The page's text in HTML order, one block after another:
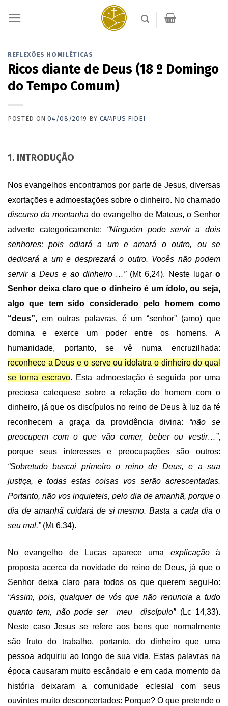
REFLEXÕES HOMILÉTICAS
Ricos diante de Deus (18 º Domingo
do Tempo Comum)
POSTED ON04/08/2019 BY CAMPUS FIDEI
1. INTRODUÇÃO
Nos evangelhos encontramos por parte de Jesus, diversas
exortações e admoestações sobre o dinheiro. No chamado
discurso da montanhado evangelho de Mateus, o Senhor
adverte categoricamente: “Ninguém pode servir a dois
senhores; pois odiará a um e amará o outro, ou se
dedicará a um e desprezará o outro. Vocês não podem
servir a Deus e ao dinheiro …” (Mt 6,24). Neste lugaro
Senhor deixa claro que o dinheiro é um ídolo, ou seja,
algo que tem sido considerado pelo homem como
“deus”, em outras palavras, é um “senhor” (amo) que
domina e exerce um poder entre os homens. A
humanidade, portanto, se vê numa encruzilhada:
reconhece a Deus e o serve ou idolatra o dinheiro do qual
se torna escravo. Esta admoestação é seguida por uma
preciosa catequese sobre a relação do homem com o
dinheiro, já que os discípulos no reino de Deus à luz da fé
reconhecem a graça da providência divina: “não se
preocupem com o que vão comer, beber ou vestir…”,
porque seus interesses e preocupações são outros:
“Sobretudo buscai primeiro o reino de Deus, e a sua
justiça, e todas estas coisas vos serão acrescentadas.
Portanto, não vos inquieteis, pelo dia de amanhã, porque o
dia de amanhã cuidará de si mesmo. Basta a cada dia o
seu mal.” (Mt 6,34).
No evangelho de Lucas aparece uma explicaçãoà
proposta acerca da novidade do reino de Deus, já que o
Senhor deixa claro para todos os que querem segui-lo:
“Assim, pois, qualquer de vós que não renuncia a tudo
quanto tem, não pode ser meu discípulo” (Lc 14,33).
Neste caso Jesus se refere aos bens que normalmente
são fruto do trabalho, portanto, do dinheiro que uma
pessoa adquiriu ao longo de sua vida. Estas palavras na
época causaram muito escândalo e em cada momento da
história deixaram a comunidade eclesial com seus
ouvintes muito desconcertados: Porque? O que pretende o